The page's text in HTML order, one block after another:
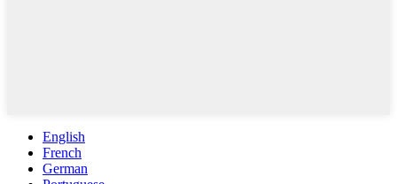
English
French
German